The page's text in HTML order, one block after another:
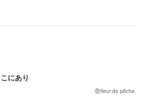
にあり
fleur de pêche
タッフが個別に指導し、接客の流れや
盛り付けなどを丁寧にレクチャーしま
けます。